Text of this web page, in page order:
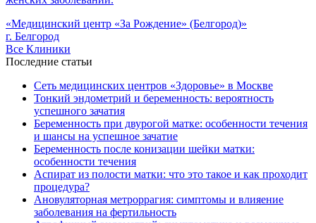
«Медицинский центр «За Рождение» (Белгород)»
г. Белгород
Все Клиники
Последние статьи
Сеть медицинских центров «Здоровье» в Москве
Тонкий эндометрий и беременность: вероятность
успешного зачатия
Беременность при двурогой матке: особенности течения
и шансы на успешное зачатие
Беременность после конизации шейки матки:
особенности течения
Аспират из полости матки: что это такое и как проходит
процедура?
Ановуляторная метроррагия: симптомы и влияение
заболевания на фертильность